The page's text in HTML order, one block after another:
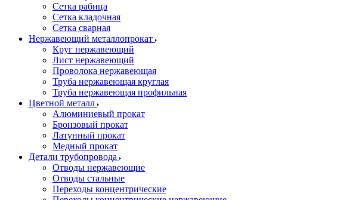
Сетка рабица
Сетка кладочная
Сетка сварная
Нержавеющий металлопрокат
Круг нержавеющий
Лист нержавеющий
Проволока нержавеющая
Труба нержавеющая круглая
Труба нержавеющая профильная
Цветной металл
Алюминиевый прокат
Бронзовый прокат
Латунный прокат
Медный прокат
Детали трубопровода
Отводы нержавеющие
Отводы стальные
Переходы концентрические